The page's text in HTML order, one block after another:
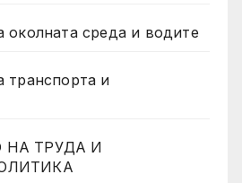
околната среда и водите
транспорта и
НА ТРУДА И